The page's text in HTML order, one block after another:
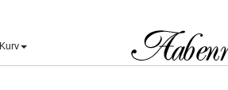
Kurv